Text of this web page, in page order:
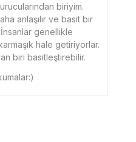
biriyim.
anlaşılır ve basit bir
genellikle
hale getiriyorlar.
biri basitleştirebilir.